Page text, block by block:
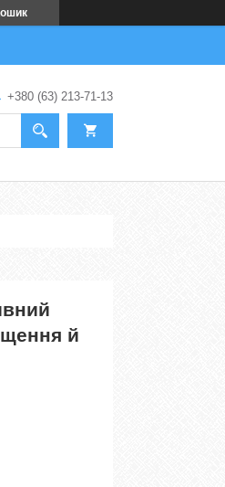
+380 (63) 213-71-13
й